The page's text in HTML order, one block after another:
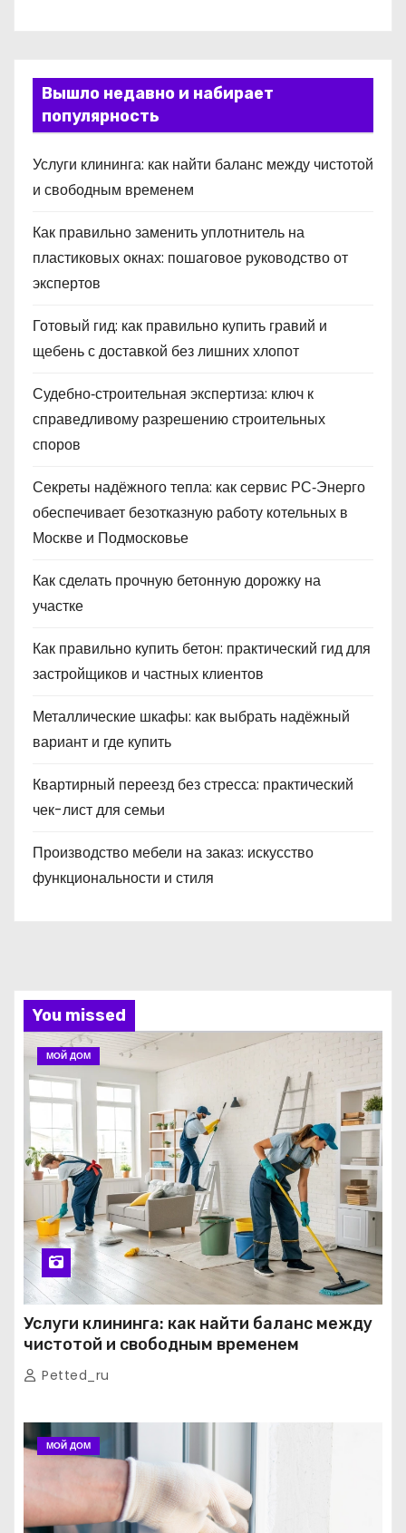
Вышло недавно и набирает
популярность
Услуги клининга: как найти баланс между чистотой
и свободным временем
Как правильно заменить уплотнитель на
пластиковых окнах: пошаговое руководство от
экспертов
Готовый гид: как правильно купить гравий и
щебень с доставкой без лишних хлопот
Судебно‑строительная экспертиза: ключ к
справедливому разрешению строительных
споров
Секреты надёжного тепла: как сервис РС‑Энерго
обеспечивает безотказную работу котельных в
Москве и Подмосковье
Как сделать прочную бетонную дорожку на
участке
Как правильно купить бетон: практический гид для
застройщиков и частных клиентов
Металлические шкафы: как выбрать надёжный
вариант и где купить
Квартирный переезд без стресса: практический
чек-лист для семьи
Производство мебели на заказ: искусство
функциональности и стиля
You missed
МОЙ ДОМ
Услуги клининга: как найти баланс между
чистотой и свободным временем
Petted_ru
МОЙ ДОМ